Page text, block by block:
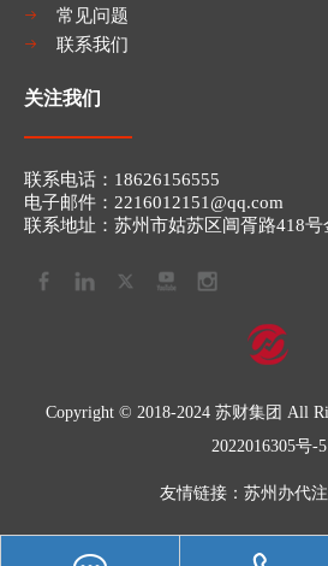
常见问题
联系我们
关注我们
联系电话：​​18626156555
电子邮件：2216012151@qq.com​​​​​​​
联系地址：苏州市姑苏区阊胥路418号
Copyright © 2018-2024 苏财集团 All
2022016305号-5
友情链接： 苏州办代